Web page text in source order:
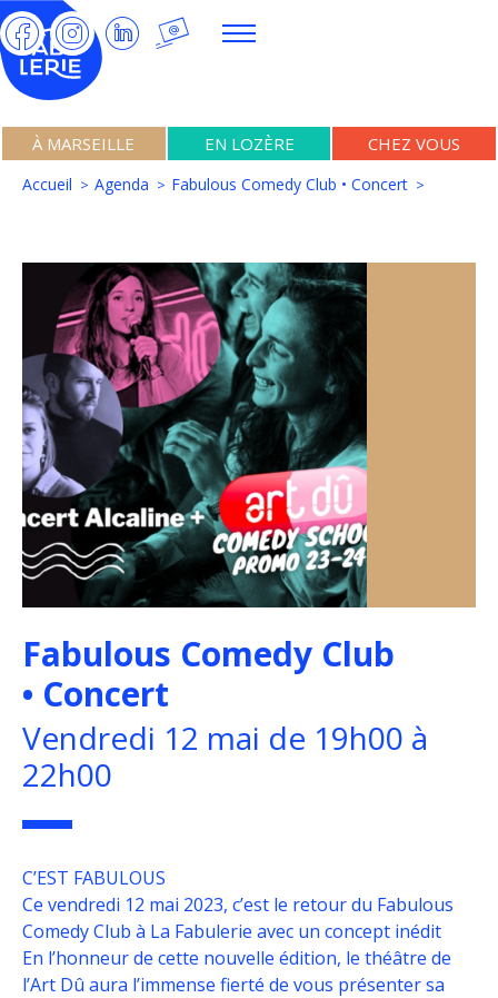
À MARSEILLE EN LOZÈRE CHEZ VOUS
Accueil Agenda Fabulous Comedy Club • Concert
Fabulous Comedy Club
• Concert
Vendredi 12 mai de 19h00 à
22h00
C’EST FABULOUS
Ce vendredi 12 mai 2023, c’est le retour du Fabulous
Comedy Club à La Fabulerie avec un concept inédit
En l’honneur de cette nouvelle édition, le théâtre de
l’Art Dû aura l’immense fierté de vous présenter sa